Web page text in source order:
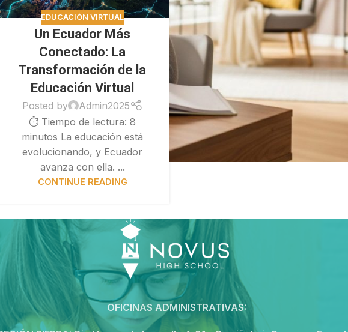
EDUCACIÓN VIRTUAL
Un Ecuador Más
Conectado: La
Transformación de la
Educación Virtual
Posted by
Admin2025
⏱ Tiempo de lectura: 8
minutos La educación está
evolucionando, y Ecuador
avanza con ella. ...
CONTINUE READING
OFICINAS ADMINISTRATIVAS: